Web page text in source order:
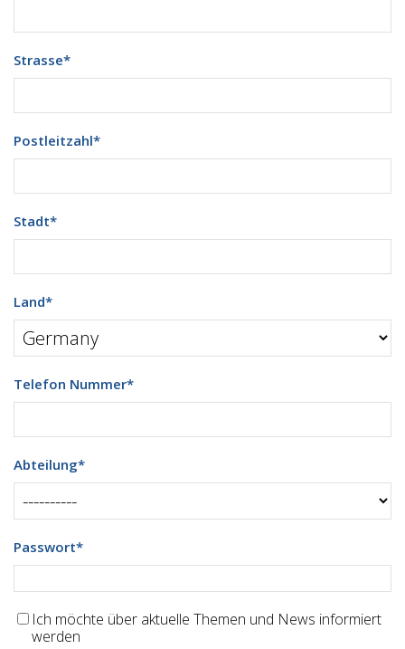
Strasse*
Postleitzahl*
Stadt*
Land*
Telefon Nummer*
Abteilung*
Passwort*
Ich möchte über aktuelle Themen und News informiert
werden